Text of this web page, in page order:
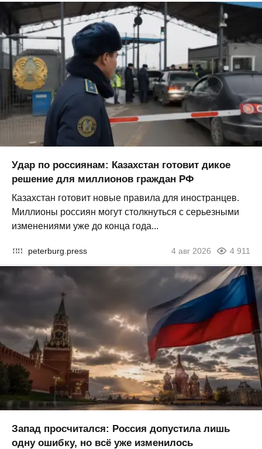
Удар по россиянам: Казахстан готовит дикое
решение для миллионов граждан РФ
Казахстан готовит новые правила для иностранцев.
Миллионы россиян могут столкнуться с серьезными
изменениями уже до конца года...
peterburg.press 4 авг 2026 4 911
Запад просчитался: Россия допустила лишь
одну ошибку, но всё уже изменилось